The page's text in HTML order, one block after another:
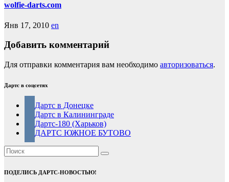
wolfie-darts.com
Янв 17, 2010 en
Добавить комментарий
Для отправки комментария вам необходимо авторизоваться.
Дартс в соцсетях
Дартс в Донецке
Дартс в Калининграде
Дартс-180 (Харьков)
ДАРТС ЮЖНОЕ БУТОВО
ПОДЕЛИСЬ ДАРТС-НОВОСТЬЮ!